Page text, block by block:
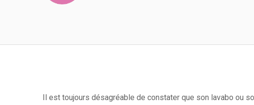
Il est toujours désagréable de constater que son lavabo ou